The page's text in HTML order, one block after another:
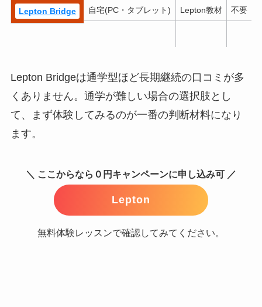
Lepton Bridge 自宅(PC・タブレット) Lepton教材 不要
Lepton Bridgeは通学型ほど長期継続の口コミが多
くありません。通学が難しい場合の選択肢とし
て、まず体験してみるのが一番の判断材料になり
ます。
＼ ここからなら０円キャンペーンに申し込み可 ／
Lepton
無料体験レッスンで確認してみてください。